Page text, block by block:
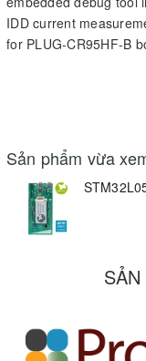
IDD current
for PLUG-CR95HF-B
memory, 8 KB RAM in
as a standalone ST-
programming and
mbed™-enabled
USB ST-LINK with
debug port
Sản phẩm vừa